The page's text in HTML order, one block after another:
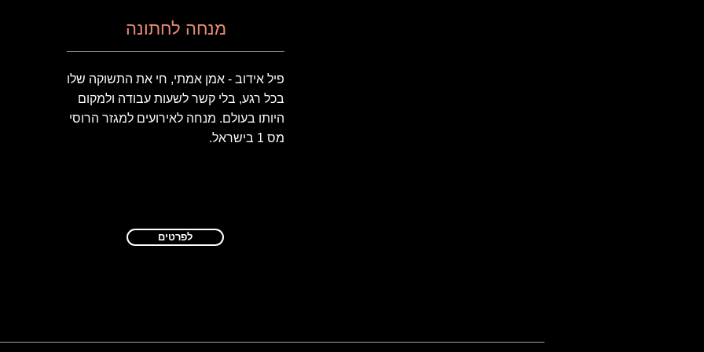
מנחה לחתונה
פיל אידוב - אמן אמתי, חי את התשוקה שלו
בכל רגע, בלי קשר לשעות עבודה ולמקום
היותו בעולם. מנחה לאירועים למגזר הרוסי
מס 1 בישראל.
לפרטים